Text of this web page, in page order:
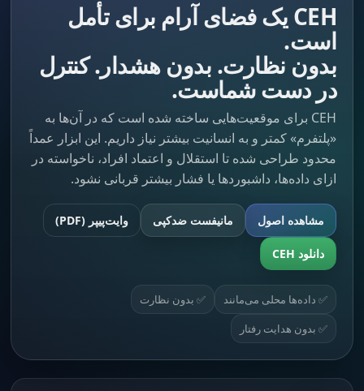
CEH یک فضای آرام برای تأمل
است.
بدون نظارت. بدون هشدار. کنترل
در دست شماست.
CEH برای موقعیت‌هایی ساخته شده است که در آن‌ها به
«پلتفرم» کمتر و به انسانیت بیشتر نیاز داریم. این ابزار عمداً
محدود طراحی شده تا استقلال و اعتماد افراد، ناخواسته در
ازای داده‌ها، داشبوردها یا فشار بیشتر قربانی نشود.
مشاهده اصول مانیفست ضدکپی وایت‌پیپر (PDF)
دانلود CEH
✅ داده‌ها محلی می‌مانند
✅ بدون نظارت
✅ بدون هدایت رفتار